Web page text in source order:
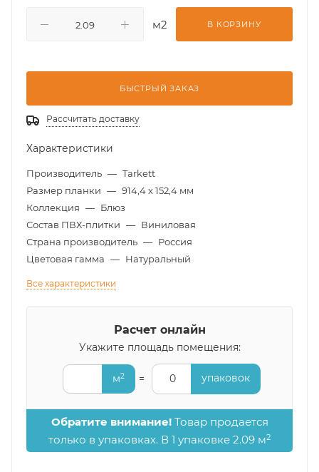
м2 В КОРЗИНУ
БЫСТРЫЙ ЗАКАЗ
Рассчитать доставку
Характеристики
Производитель — Tarkett
Размер планки — 914,4 х 152,4 мм
Коллекция — Блюз
Состав ПВХ-плитки — Виниловая
Страна производитель — Россия
Цветовая гамма — Натуральный
Все характеристики
Расчет онлайн
Укажите площадь помещения:
м2 = 0 упаковок
Обратите внимание!Товар продается
только в упаковках. В 1 упаковке 2.09 м2